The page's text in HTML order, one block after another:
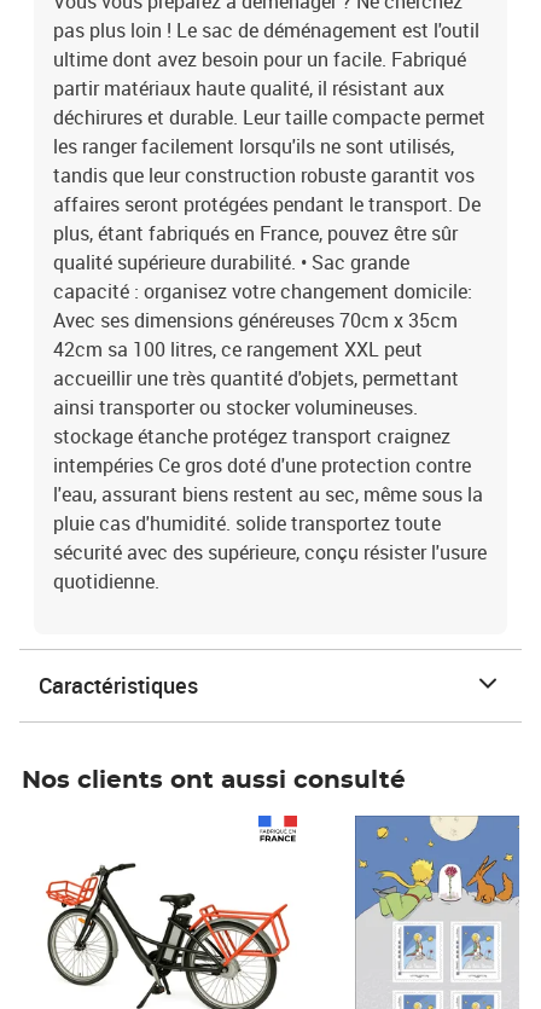
pas plus loin ! Le sac de déménagement est l'outil
ultime dont avez besoin pour un facile. Fabriqué
partir matériaux haute qualité, il résistant aux
déchirures et durable. Leur taille compacte permet
les ranger facilement lorsqu'ils ne sont utilisés,
tandis que leur construction robuste garantit vos
affaires seront protégées pendant le transport. De
plus, étant fabriqués en France, pouvez être sûr
qualité supérieure durabilité. • Sac grande
capacité : organisez votre changement domicile:
Avec ses dimensions généreuses 70cm x 35cm
42cm sa 100 litres, ce rangement XXL peut
accueillir une très quantité d'objets, permettant
ainsi transporter ou stocker volumineuses.
stockage étanche protégez transport craignez
intempéries Ce gros doté d'une protection contre
l'eau, assurant biens restent au sec, même sous la
pluie cas d'humidité. solide transportez toute
sécurité avec des supérieure, conçu résister l'usure
quotidienne.
Caractéristiques
Nos clients ont aussi consulté
Prix 6,25€ HT